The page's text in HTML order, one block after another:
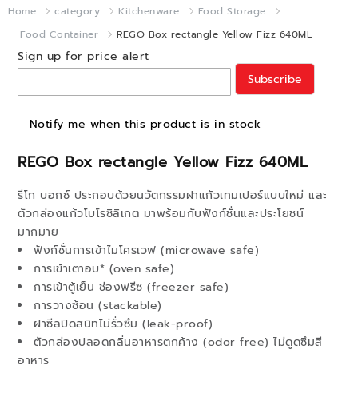
Home category Kitchenware
Food Storage
Food Container
REGO Box rectangle Yellow Fizz 640ML
REGO Box rectangle Yellow Fizz 640ML
รีโก บอกซ์ ประกอบด้วยนวัตกรรมฝาแก้วเทมเปอร์แบบใหม่ และ
ตัวกล่องแก้วโบโรซิลิเกต มาพร้อมกับฟังก์ชั่นและประโยชน์
มากมาย
ฟังก์ชั่นการเข้าไมโครเวฟ (microwave safe)
การเข้าเตาอบ* (oven safe)
การเข้าตู้เย็น ช่องฟรีซ (freezer safe)
การวางซ้อน (stackable)
ฝาซีลปิดสนิทไม่รั่วซึม (leak-proof)
ตัวกล่องปลอดกลิ่นอาหารตกค้าง (odor free) ไม่ดูดซึมสี
อาหาร
Sign up for price alert
Subscribe
Notify me when this product is in stock